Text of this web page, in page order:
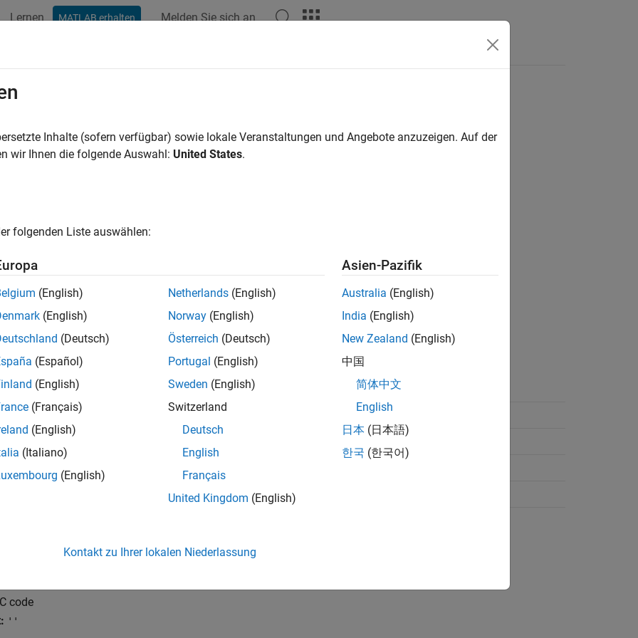
Lernen MATLAB erhalten Melden Sie sich an
code
code in the generated model initialize function
code to include in the generated model initialize function.
| string
generator places code inside the model's initialize function in the
model.cormodel
Settings
Setting
No impact
No impact
C code
''
Inhalte (sofern verfügbar) sowie lokale Veranstaltungen und Angebote anzuzeigen. Auf der
wir Ihnen die folgende Auswahl: United States.
folgenden Liste auswählen:
(English)
(English)
(Deutsch)
(Español)
(English)
(Français)
(English)
(Italiano)
(English)
Netherlands (English)
Norway (English)
Österreich (Deutsch)
Portugal (English)
Sweden (English)
Switzerland
Deutsch
English
Français
United Kingdom (English)
Asien-Pazifik
Australia (English)
India (English)
New Zealand (English)
中国
简体中文
English
日本 (日本語)
한국 (한국어)
Kontakt zu Ihrer lokalen Niederlassung